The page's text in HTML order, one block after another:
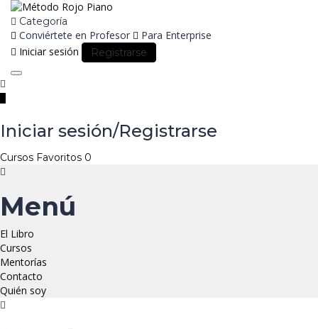
Categoría
Conviértete en Profesor
Para Enterprise
Iniciar sesión
Registrarse
Toggle
Iniciar sesión/Registrarse
Cursos Favoritos 0
Menú
El Libro
Cursos
Mentorías
Contacto
Quién soy